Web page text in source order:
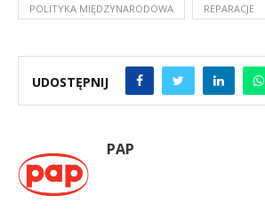
POLITYKA MIĘDZYNARODOWA REPARACJE
UDOSTĘPNIJ
PAP